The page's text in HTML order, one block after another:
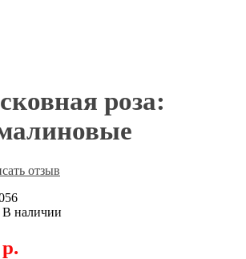
роза:
отзыв
В наличии